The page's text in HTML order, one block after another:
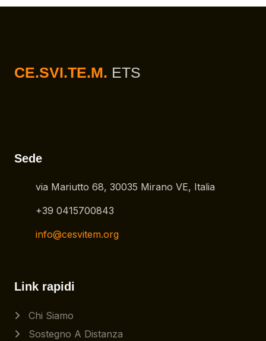
CE.SVI.TE.M. ETS
Sede
via Mariutto 68, 30035 Mirano VE, Italia
+39 0415700843
info@cesvitem.org
Link rapidi
Chi Siamo
Sostegno A Distanza